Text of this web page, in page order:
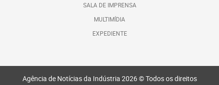
SALA DE IMPRENSA
MULTIMÍDIA
EXPEDIENTE
Agência de Notícias da Indústria 2026 © Todos os direitos